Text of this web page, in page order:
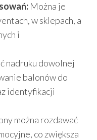
Można je
w sklepach, a
i
nadruku dowolnej
balonów do
identyfikacji
można rozdawać
co zwiększa